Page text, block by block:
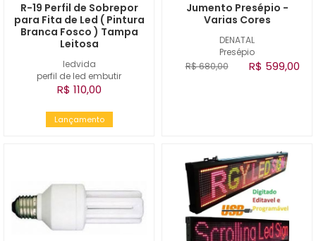
ledvida
perfil de led embutir
R-19 Perfil de Sobrepor
para Fita de Led ( Pintura
Branca Fosco ) Tampa
Leitosa
R$ 110,00
Lançamento
DENATAL
Presépio
Jumento Presépio -
Varias Cores
R$ 680,00 R$ 599,00